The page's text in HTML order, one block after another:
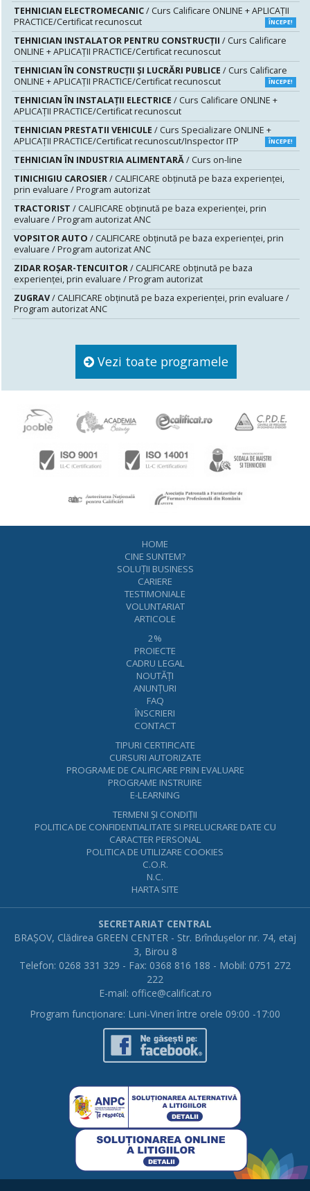
TEHNICIAN ELECTROMECANIC/ Curs Calificare ONLINE + APLICAȚII
PRACTICE/Certificat recunoscut
ÎNCEPE!
TEHNICIAN INSTALATOR PENTRU CONSTRUCŢII / Curs Calificare
ONLINE + APLICAȚII PRACTICE/Certificat recunoscut
TEHNICIAN ÎN CONSTRUCŢII ŞI LUCRĂRI PUBLICE / Curs Calificare
ONLINE + APLICAȚII PRACTICE/Certificat recunoscut
ÎNCEPE!
TEHNICIAN ÎN INSTALAŢII ELECTRICE / Curs Calificare ONLINE +
APLICAȚII PRACTICE/Certificat recunoscut
TEHNICIAN PRESTATII VEHICULE / Curs Specializare ONLINE +
APLICAȚII PRACTICE/Certificat recunoscut/Inspector ITP
ÎNCEPE!
TEHNICIAN ÎN INDUSTRIA ALIMENTARĂ/ Curs on-line
TINICHIGIU CAROSIER/ CALIFICARE obținută pe baza experienței,
prin evaluare / Program autorizat
TRACTORIST / CALIFICARE obținută pe baza experienței, prin
evaluare / Program autorizat ANC
VOPSITOR AUTO / CALIFICARE obținută pe baza experienței, prin
evaluare / Program autorizat ANC
ZIDAR ROȘAR-TENCUITOR/ CALIFICARE obținută pe baza
experienței, prin evaluare / Program autorizat
ZUGRAV/ CALIFICARE obținută pe baza experienței, prin evaluare /
Program autorizat ANC
Vezi toate programele
HOME
CINE SUNTEM?
SOLUŢII BUSINESS
CARIERE
TESTIMONIALE
VOLUNTARIAT
ARTICOLE
2%
PROIECTE
CADRU LEGAL
NOUTĂŢI
ANUNŢURI
FAQ
ÎNSCRIERI
CONTACT
TIPURI CERTIFICATE
CURSURI AUTORIZATE
PROGRAME DE CALIFICARE PRIN EVALUARE
PROGRAME INSTRUIRE
E-LEARNING
TERMENI ŞI CONDIŢII
POLITICA DE CONFIDENTIALITATE SI PRELUCRARE DATE CU
CARACTER PERSONAL
POLITICA DE UTILIZARE COOKIES
C.O.R.
N.C.
HARTA SITE
SECRETARIAT CENTRAL
BRAŞOV, Clădirea GREEN CENTER - Str. Brînduşelor nr. 74, etaj
3, Birou 8
Telefon: 0268 331 329 - Fax: 0368 816 188 - Mobil: 0751 272
222
E-mail: office@calificat.ro
Program funcţionare: Luni-Vineri între orele 09:00 -17:00